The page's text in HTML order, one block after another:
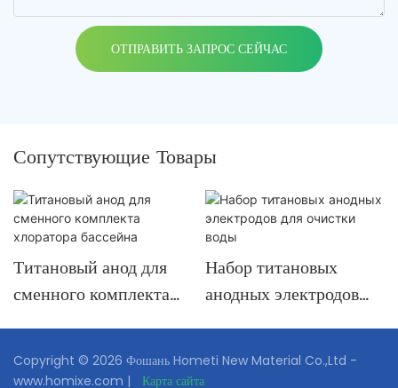
ОТПРАВИТЬ ЗАПРОС СЕЙЧАС
Сопутствующие Товары
Титановый анод для
сменного комплекта
Набор титановых
анодных электродов
Copyright © 2026 Фошань Hometi New Material Co.,Ltd -
www.homixe.com |
Карта сайта